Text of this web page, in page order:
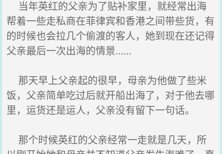
当年英红的父亲为了贴补家里，就经常出海
帮着一些走私商在菲律宾和香港之间带些货，有
的时候也会拉几个偷渡的客人，她到现在还记得
父亲最后一次出海的情景……
那天早上父亲起的很早，母亲为他做了些米
饭，父亲简单吃过后就开船出海了，对于他去哪
里，运货还是运人，父亲没有留下一句话。
那个时候英红的父亲经常一走就是几天，所